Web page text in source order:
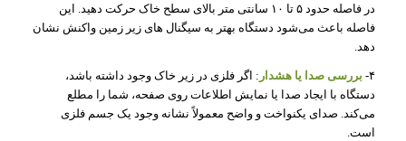
در فاصله حدود ۵ تا ۱۰ سانتی‌ متر بالای سطح خاک حرکت دهید. این
فاصله باعث می‌شود دستگاه بهتر به سیگنال‌ های زیر زمین واکنش نشان
دهد.
۴- بررسی صدا یا هشدار : اگر فلزی در زیر خاک وجود داشته باشد،
دستگاه با ایجاد صدا یا نمایش اطلاعات روی صفحه، شما را مطلع
می‌کند. صدای یکنواخت و واضح معمولاً نشانه وجود یک جسم فلزی
است.